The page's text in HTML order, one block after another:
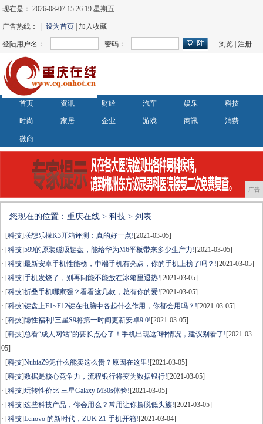
现在是：2026-08-07 15:26:19 星期五
广告热线： |设为首页 | 加入收藏
登陆用户名： 密码： 浏览 |注册
首页 资讯 财经 汽车 娱乐 科技
时尚 家居 企业 游戏 商讯 消费
微商
广告
您现在的位置： 重庆在线 > 科技 > 列表
· [科技]联想乐檬K3开箱评测：真的好一点![2021-03-05]
· [科技]599的原装磁吸键盘，能给华为M6平板带来多少生产力![2021-03-05]
· [科技]最新安卓手机性能榜，中端手机有亮点，你的手机上榜了吗？![2021-03-05]
· [科技]手机发烧了，别再问能不能放在冰箱里退热![2021-03-05]
· [科技]折叠手机哪家强？看看这几款，总有你的爱![2021-03-05]
· [科技]键盘上F1~F12键在电脑中各起什么作用，你都会用吗？![2021-03-05]
· [科技]隐性福利!三星S9将第一时间更新安卓9.0![2021-03-05]
· [科技]总看“成人网站”的要长点心了！手机出现这3种情况，建议别看了![2021-03-
05]
· [科技]NubiaZ9凭什么能卖这么贵？原因在这里![2021-03-05]
· [科技]数据是核心竞争力，流程银行将变为数据银行![2021-03-05]
· [科技]玩转性价比 三星Galaxy M30s体验![2021-03-05]
· [科技]这些科技产品，你会用么？常用让你摆脱低头族![2021-03-05]
· [科技]Lenovo 的新时代，ZUK Z1 手机开箱![2021-03-04]